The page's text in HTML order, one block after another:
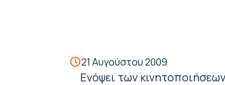
21 Αυγούστου 2009
Ενόψει των